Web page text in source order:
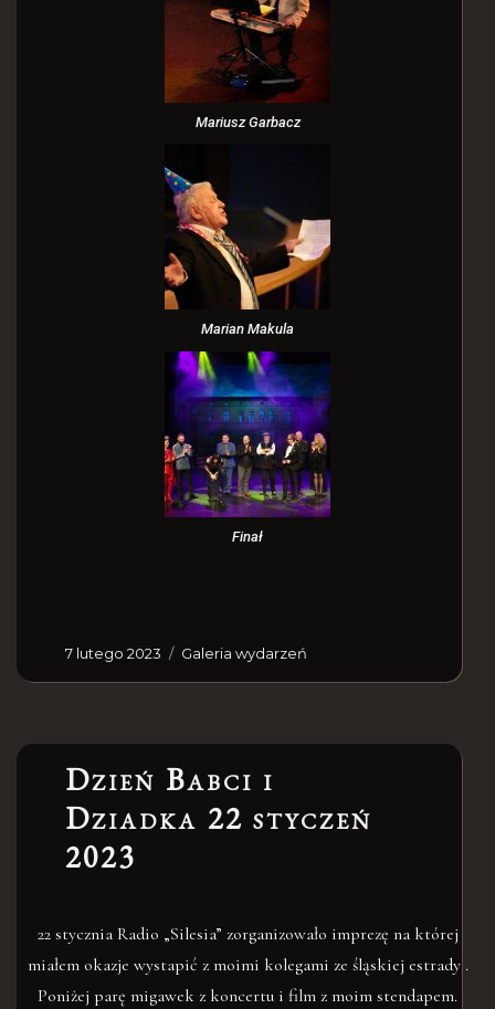
Mariusz Garbacz
Marian Makula
Finał
7 lutego 2023 Galeria wydarzeń
Dzień Babci i
Dziadka 22 styczeń
2023
22 stycznia Radio „Silesia” zorganizowało imprezę na której
miałem okazje wystapić z moimi kolegami ze śląskiej estrady .
Poniżej parę migawek z koncertu i film z moim stendapem.